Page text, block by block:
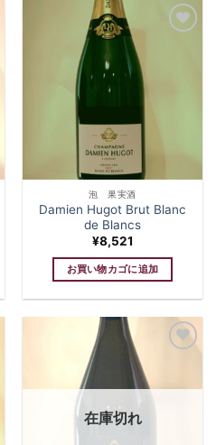
泡 果実酒
Damien Hugot Brut Blanc
de Blancs
¥8,521
お買い物カゴに追加
在庫切れ